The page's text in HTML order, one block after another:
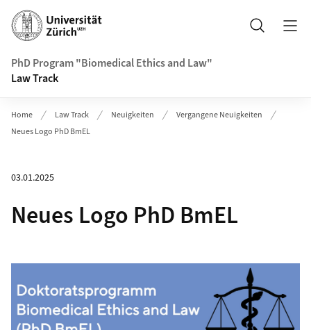
Header
Suche
PhD Program "Biomedical Ethics and Law"
Law Track
Home Law Track Neuigkeiten
Vergangene Neuigkeiten
Neues Logo PhD BmEL
03.01.2025
Neues Logo PhD BmEL